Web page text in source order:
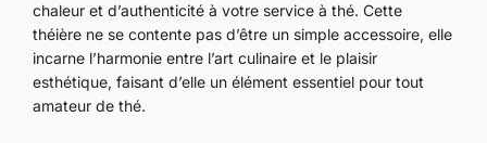
chaleur et d’authenticité à votre service à thé. Cette
théière ne se contente pas d’être un simple accessoire, elle
incarne l’harmonie entre l’art culinaire et le plaisir
esthétique, faisant d’elle un élément essentiel pour tout
amateur de thé.